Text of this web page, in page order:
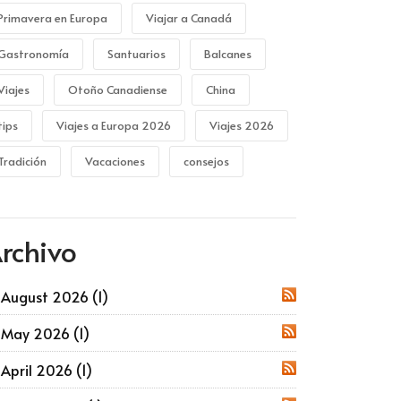
en Europa Viajar a Canadá
Santuarios Balcanes
Otoño Canadiense China
Viajes a Europa 2026 Viajes 2026
Vacaciones consejos
August 2026 (1)
May 2026 (1)
April 2026 (1)